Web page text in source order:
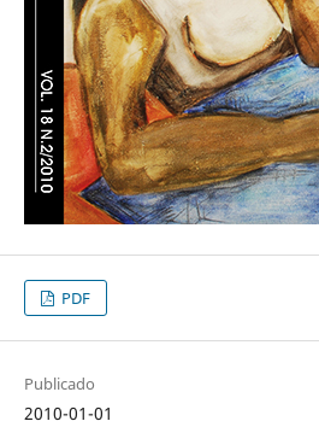
PDF
Publicado
2010-01-01